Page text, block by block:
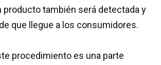
producto también será detectada y
que llegue a los consumidores.
procedimiento es una parte